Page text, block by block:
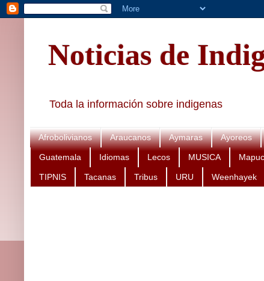
Noticias de
Toda la información sobre indigenas
Afrobolivianos Araucanos Aymaras Ayoreos
Guatemala Idiomas Lecos MUSICA
TIPNIS Tacanas Tribus URU Weenhayek